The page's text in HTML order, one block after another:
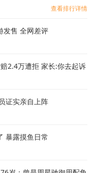
查看排行详情
发售 全网差评
2.4万遭拒 家长:你去起诉
证实亲自上阵
暴露摸鱼日常